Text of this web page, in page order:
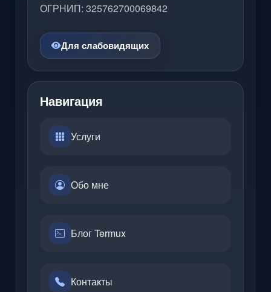
ОГРНИП: 325762700069842
Для слабовидящих
Навигация
Услуги
Обо мне
Блог Termux
Контакты